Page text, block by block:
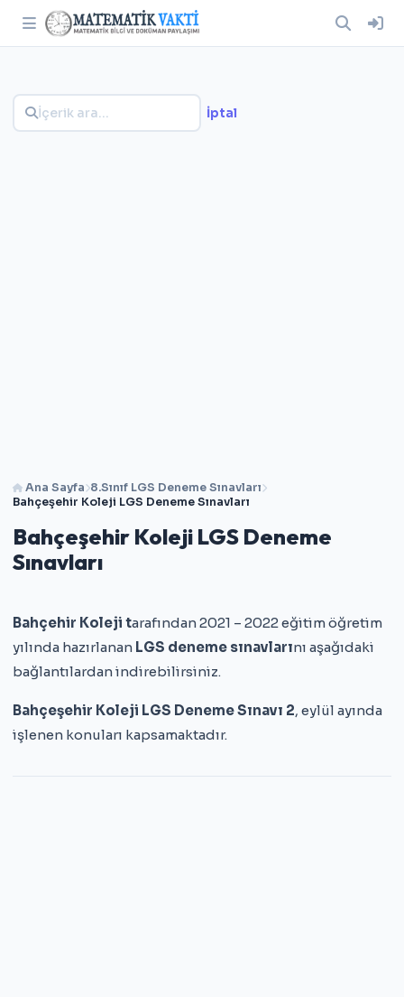
Ana Sayfa 8.Sınıf LGS Deneme Sınavları
Bahçeşehir Koleji LGS Deneme Sınavları
Bahçeşehir Koleji LGS Deneme
Sınavları
Bahçehir Koleji tarafından 2021 – 2022 eğitim öğretim
yılında hazırlanan LGS deneme sınavlarını aşağıdaki
bağlantılardan indirebilirsiniz.
Bahçeşehir Koleji LGS Deneme Sınavı 2, eylül ayında
işlenen konuları kapsamaktadır.
İptal